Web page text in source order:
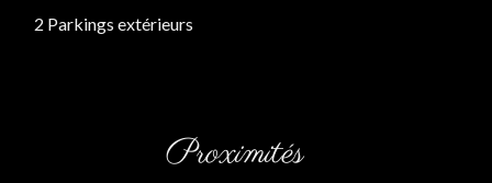
2 Parkings extérieurs
Proximités